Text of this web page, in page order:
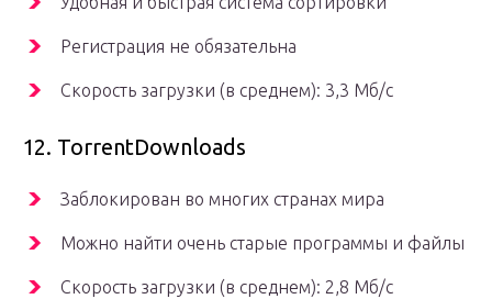
Регистрация не обязательна
Скорость загрузки (в среднем): 3,3 Мб/с
12. TorrentDownloads
Заблокирован во многих странах мира
Можно найти очень старые программы и файлы
Скорость загрузки (в среднем): 2,8 Мб/с